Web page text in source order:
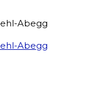
Abegg
Abegg